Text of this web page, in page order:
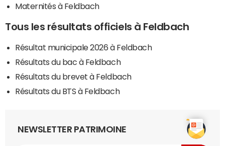
Maternités à Feldbach
Tous les résultats officiels à Feldbach
Résultat municipale 2026 à Feldbach
Résultats du bac à Feldbach
Résultats du brevet à Feldbach
Résultats du BTS à Feldbach
NEWSLETTER PATRIMOINE